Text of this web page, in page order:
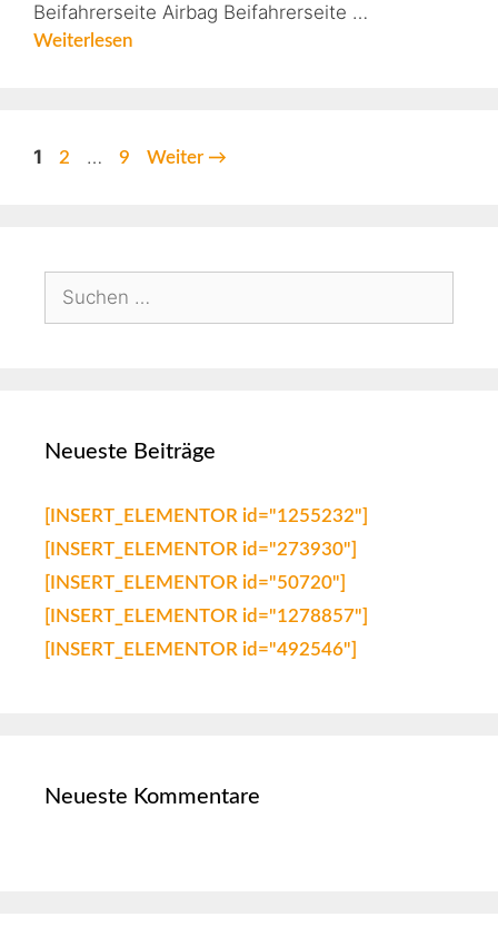
Beifahrerseite Airbag Beifahrerseite …
Weiterlesen
1 2 … 9 Weiter →
Neueste Beiträge
[INSERT_ELEMENTOR id="1255232"]
[INSERT_ELEMENTOR id="273930"]
[INSERT_ELEMENTOR id="50720"]
[INSERT_ELEMENTOR id="1278857"]
[INSERT_ELEMENTOR id="492546"]
Neueste Kommentare